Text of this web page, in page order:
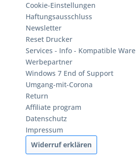
Cookie-Einstellungen
Haftungsausschluss
Newsletter
Reset Drucker
Services - Info - Kompatible Ware
Werbepartner
Windows 7 End of Support
Umgang-mit-Corona
Return
Affiliate program
Datenschutz
Impressum
Widerruf erklären